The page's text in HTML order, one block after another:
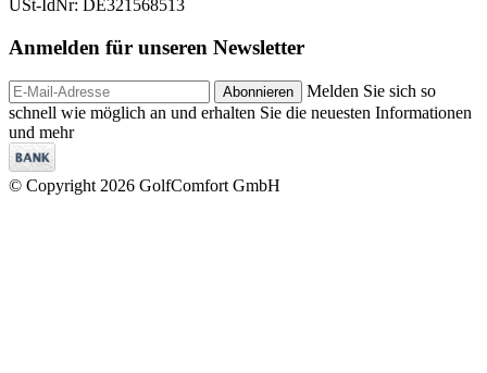
USt-IdNr: DE321568513
Anmelden für unseren Newsletter
Abonnieren
Melden Sie sich so
schnell wie möglich an und erhalten Sie die neuesten Informationen
und mehr
© Copyright 2026 GolfComfort GmbH